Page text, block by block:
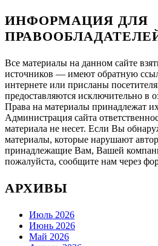
ИНФОРМАЦИЯ ДЛЯ
Все материалы на данном сайте
источников — имеют обратную
интернете или присланы
предоставляются исключительно в
Права на материалы принадлежат
Администрация сайта
материала не несет. Если Вы
материалы, которые нарушают
принадлежащие Вам, Вашей
пожалуйста, сообщите нам через
АРХИВЫ
Июль 2026
Июнь 2026
Май 2026